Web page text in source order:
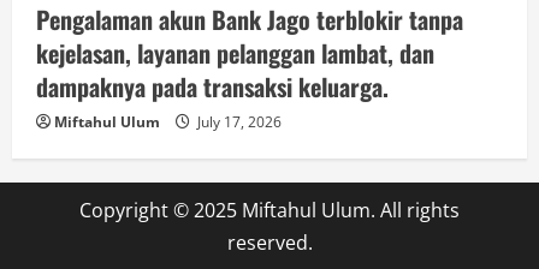
Pengalaman akun Bank Jago terblokir tanpa
kejelasan, layanan pelanggan lambat, dan
dampaknya pada transaksi keluarga.
Miftahul Ulum July 17, 2026
Copyright © 2025 Miftahul Ulum. All rights
reserved.